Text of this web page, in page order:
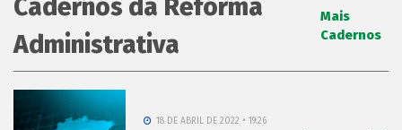
Cadernos da Reforma
Administrativa
Mais
Cadernos
18 DE ABRIL DE 2022 • 19:26